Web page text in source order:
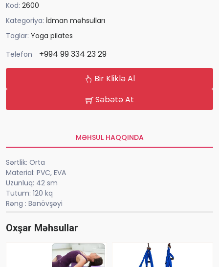
Kod: 2600
Kategoriya: İdman məhsulları
Taglar: Yoga pilates
Telefon
+994 99 334 23 29
Bir Kliklə Al
Səbətə At
MƏHSUL HAQQINDA
Sərtlik: Orta
Material: PVC, EVA
Uzunluq: 42 sm
Tutum: 120 kq
Rəng : Bənövşəyi
Oxşar Məhsullar